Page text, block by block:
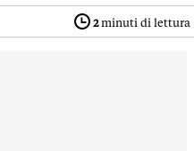
2minuti di lettura